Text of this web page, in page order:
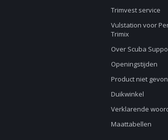
Trimvest service
Vulstation voor
Trimix
Over Scuba
Openingstijden
Product niet
Duikwinkel
Verklarende
Maattabellen